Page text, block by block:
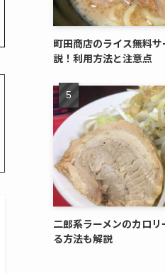
町田商店のライス無料
説！利用方法と注意点
二郎系ラーメンのカロ
る方法も解説